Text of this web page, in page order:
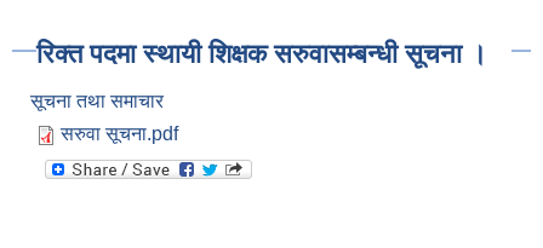
रिक्त पदमा स्थायी शिक्षक सरुवासम्बन्धी सूचना ।
सूचना तथा समाचार
सरुवा सूचना.pdf